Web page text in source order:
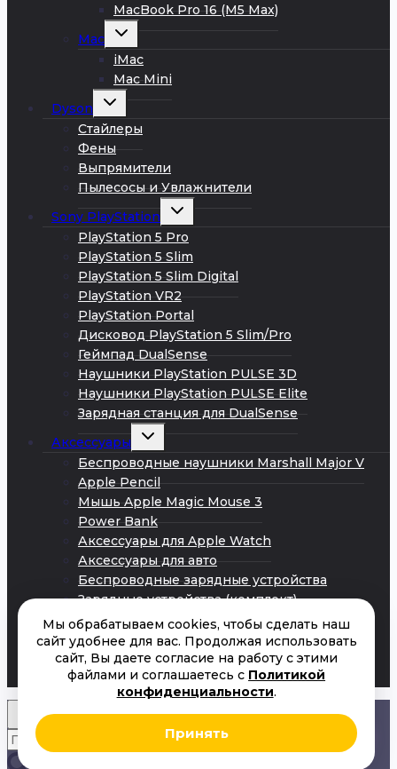
Мы обрабатываем cookies, чтобы сделать наш
сайт удобнее для вас. Продолжая использовать
сайт, Вы даете согласие на работу с этими
файлами и соглашаетесь с Политикой
конфиденциальности.
Принять
MacBook Pro 16 (M5 Max)
Mac
Развернуть
меню
iMac
Mac Mini
Dyson
Развернуть
меню
Стайлеры
Фены
Выпрямители
Пылесосы и Увлажнители
Sony PlayStation
Развернуть
меню
PlayStation 5 Pro
PlayStation 5 Slim
PlayStation 5 Slim Digital
PlayStation VR2
PlayStation Portal
Дисковод PlayStation 5 Slim/Pro
Геймпад DualSense
Наушники PlayStation PULSE 3D
Наушники PlayStation PULSE Elite
Зарядная станция для DualSense
Аксессуары
Развернуть
меню
Беспроводные наушники Marshall Major V
Apple Pencil
Мышь Apple Magic Mouse 3
Power Bank
Аксессуары для Apple Watch
Аксессуары для авто
Беспроводные зарядные устройства
Зарядные устройства (комплект)
Кабели Android
Кабели iPhone
Сетевые адаптеры питания
Акции
Искать: Поиск